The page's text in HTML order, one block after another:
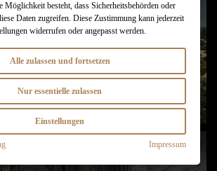
Möglichkeit besteht, dass Sicherheitsbehörden oder
Daten zugreifen. Diese Zustimmung kann jederzeit
widerrufen oder angepasst werden.
Alle zulassen und fortsetzen
Nur essentielle zulassen
Einstellungen
Impressum